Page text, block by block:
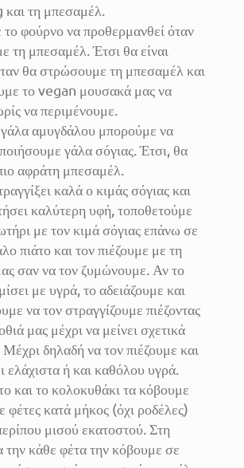
τη μπεσαμέλ.
φούρνο να προθερμανθεί όταν
τη μπεσαμέλ. Έτσι θα είναι
θα στρώσουμε τη μπεσαμέλ και
το vegan μουσακά μας να
να περιμένουμε.
γάλα αμυγδάλου μπορούμε να
γάλα σόγιας. Έτσι, θα
αφράτη μπεσαμέλ.
καλά ο κιμάς σόγιας και
καλύτερη υφή, τοποθετούμε
με τον κιμά σόγιας επάνω σε
πιάτο και τον πιέζουμε με τη
σαν να τον ζυμώνουμε. Αν το
με υγρά, το αδειάζουμε και
να τον στραγγίζουμε πιέζοντας
μας μέχρι να μείνει σχετικά
Μέχρι δηλαδή να τον πιέζουμε και
ελάχιστα ή και καθόλου υγρά.
και το κολοκυθάκι τα κόβουμε
φέτες κατά μήκος (όχι ροδέλες)
μισού εκατοστού. Στη
την κάθε φέτα την κόβουμε σε